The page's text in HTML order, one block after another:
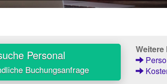
Personal
Buchungsanfrage